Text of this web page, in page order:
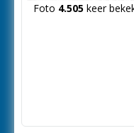
Foto 4.505keer